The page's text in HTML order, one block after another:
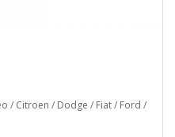
/ Citroen / Dodge / Fiat / Ford /